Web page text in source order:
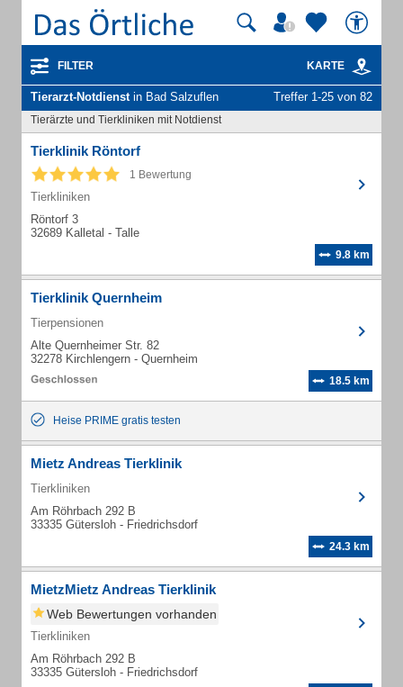
FILTER KARTE
Tierarzt-Notdienstin Bad Salzuflen Treffer 1-25 von 82
Tierärzte und Tierkliniken mit Notdienst
Tierklinik Röntorf
1 Bewertung
Tierkliniken
Röntorf 3
32689 Kalletal - Talle
9.8 km
Tierklinik Quernheim
Tierpensionen
Alte Quernheimer Str. 82
32278 Kirchlengern - Quernheim
18.5 km
Heise PRIME gratis testen
Mietz Andreas Tierklinik
Tierkliniken
Am Röhrbach 292 B
33335 Gütersloh - Friedrichsdorf
24.3 km
MietzMietz Andreas Tierklinik
Web Bewertungen vorhanden
Tierkliniken
Am Röhrbach 292 B
33335 Gütersloh - Friedrichsdorf